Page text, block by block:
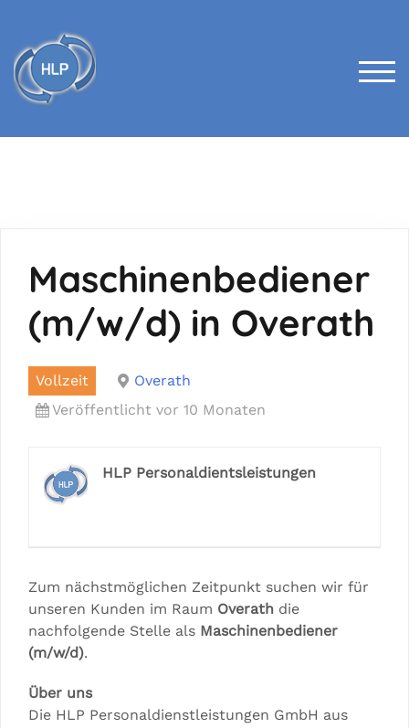
content
Maschinenbediener
(m/w/d) in Overath
Vollzeit
Overath
Veröffentlicht vor 10 Monaten
HLP Personaldientsleistungen
Zum nächstmöglichen Zeitpunkt suchen wir für
unseren Kunden im Raum Overath die
nachfolgende Stelle als Maschinenbediener
(m/w/d).
Über uns
Die HLP Personaldienstleistungen GmbH aus